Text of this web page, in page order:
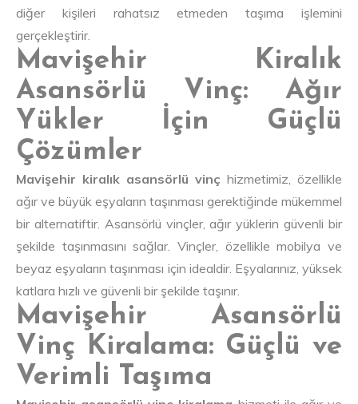
diğer kişileri rahatsız etmeden taşıma işlemini
gerçekleştirir.
Mavişehir Kiralık
Asansörlü Vinç: Ağır
Yükler İçin Güçlü
Çözümler
Mavişehir kiralık asansörlü vinç hizmetimiz, özellikle
ağır ve büyük eşyaların taşınması gerektiğinde mükemmel
bir alternatiftir. Asansörlü vinçler, ağır yüklerin güvenli bir
şekilde taşınmasını sağlar. Vinçler, özellikle mobilya ve
beyaz eşyaların taşınması için idealdir. Eşyalarınız, yüksek
katlara hızlı ve güvenli bir şekilde taşınır.
Mavişehir Asansörlü
Vinç Kiralama: Güçlü ve
Verimli Taşıma